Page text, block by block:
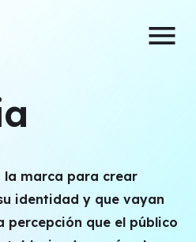
menu
marca para crear
identidad y que vayan
percepción que el público